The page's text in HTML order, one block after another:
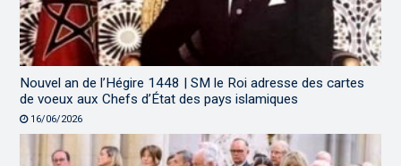
Nouvel an de l’Hégire 1448 | SM le Roi adresse des cartes
de voeux aux Chefs d’État des pays islamiques
16/06/2026